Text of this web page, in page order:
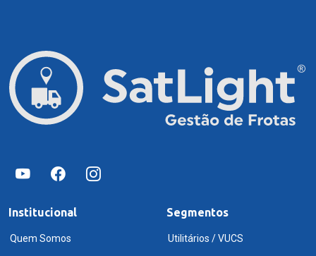
Institucional
Quem Somos
Segmentos
Utilitários / VUCS